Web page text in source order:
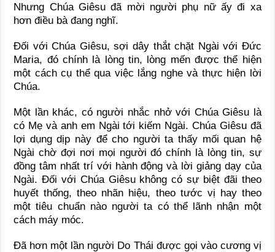
Nhưng Chúa Giêsu đã mời người phụ nữ ấy đi xa
hơn điều bà đang nghĩ.
Đối với Chúa Giêsu, sợi dây thắt chặt Ngài với Đức
Maria, đó chính là lòng tin, lòng mến được thể hiện
một cách cụ thể qua việc lắng nghe và thực hiện lời
Chúa.
Một lần khác, có người nhắc nhở với Chúa Giêsu là
có Mẹ và anh em Ngài tới kiếm Ngài. Chúa Giêsu đã
lợi dụng dịp này để cho người ta thấy mối quan hệ
Ngài chờ đợi nơi mọi người đó chính là lòng tin, sự
đồng tâm nhất trí với hành động và lời giảng dạy của
Ngài. Đối với Chúa Giêsu không có sự biệt đãi theo
huyết thống, theo nhãn hiệu, theo tước vị hay theo
một tiêu chuẩn nào người ta có thể lãnh nhận một
cách máy móc.
Đã hơn một lần người Do Thái được gọi vào cương vị